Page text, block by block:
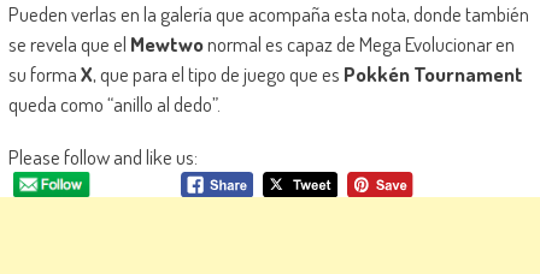
Pueden verlas en la galería que acompaña esta nota, donde también
se revela que el Mewtwonormal es capaz de Mega Evolucionar en
su formaX, que para el tipo de juego que es Pokkén Tournament
queda como “anillo al dedo”.
Please follow and like us: